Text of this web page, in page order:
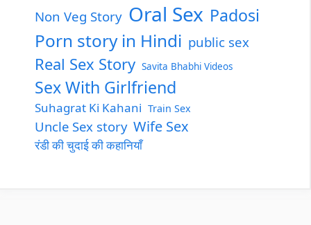
Non Veg Story Oral Sex Padosi
Porn story in Hindi public sex
Real Sex Story Savita Bhabhi Videos
Sex With Girlfriend
Suhagrat Ki Kahani Train Sex
Uncle Sex story Wife Sex
रंडी की चुदाई की कहानियाँ